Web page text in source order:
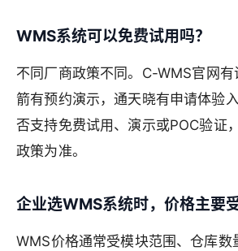
WMS系统可以免费试用吗？
不同厂商政策不同。C-WMS官网
箭有预约演示，通天晓有申请体验
否支持免费试用、演示或POC验证
政策为准。
企业选WMS系统时，价格主要
WMS价格通常受模块范围、仓库数